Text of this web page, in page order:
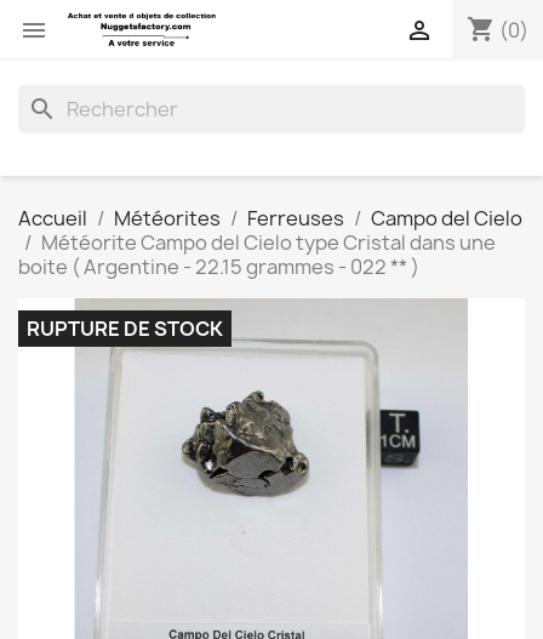
 shopping_cart (0)

search
Accueil Météorites Ferreuses
Campo del Cielo
Météorite Campo del Cielo type Cristal dans une
boite ( Argentine - 22.15 grammes - 022 ** )
RUPTURE DE STOCK